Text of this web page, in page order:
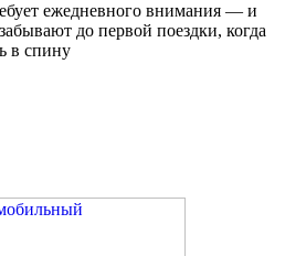
ежедневного внимания — и
до первой поездки, когда
в спину